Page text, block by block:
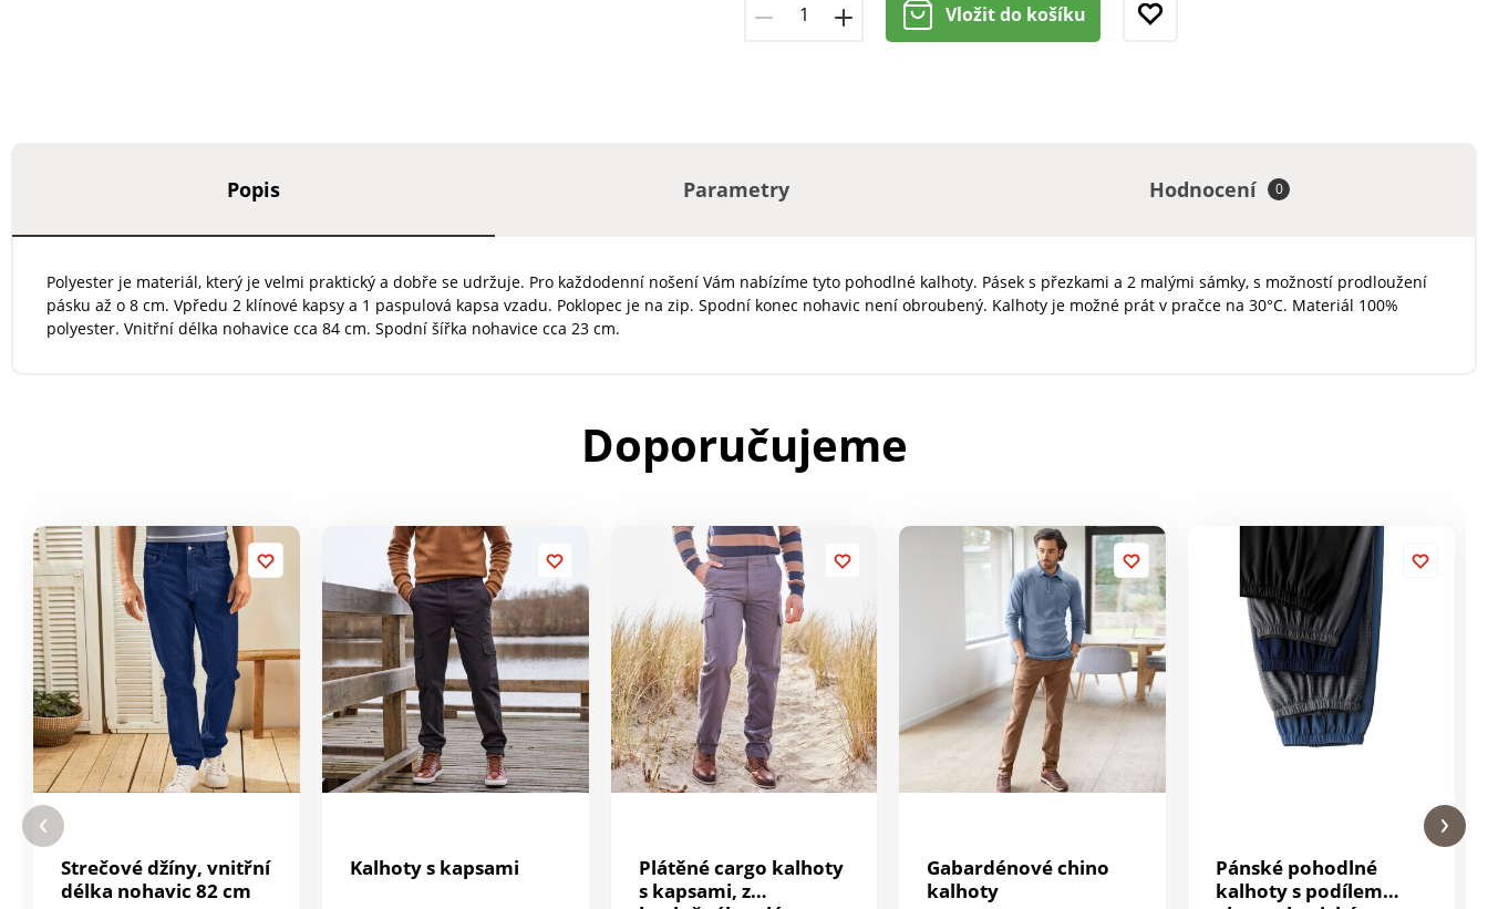
Vložit do košíku
Popis Parametry Hodnocení 0
Polyester je materiál, který je velmi praktický a dobře se udržuje. Pro každodenní nošení Vám nabízíme tyto pohodlné kalhoty. Pásek s přezkami a 2 malými sámky, s možností prodloužení
pásku až o 8 cm. Vpředu 2 klínové kapsy a 1 paspulová kapsa vzadu. Poklopec je na zip. Spodní konec nohavic není obroubený. Kalhoty je možné prát v pračce na 30°C. Materiál 100%
polyester. Vnitřní délka nohavice cca 84 cm. Spodní šířka nohavice cca 23 cm.
Doporučujeme
Strečové džíny, vnitřní
délka nohavic 82 cm
Kalhoty s kapsami
Plátěné cargo kalhoty
s kapsami, z
Gabardénové chino
kalhoty
Pánské pohodlné
kalhoty s podílem